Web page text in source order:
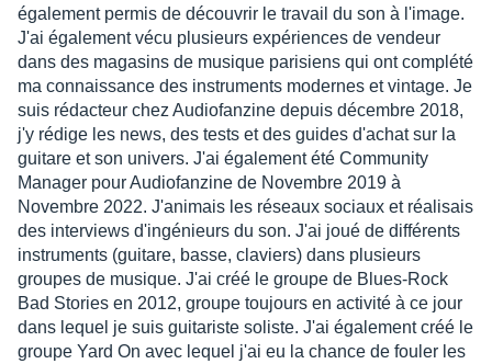
également permis de découvrir le travail du son à l'image.
J'ai également vécu plusieurs expériences de vendeur
dans des magasins de musique parisiens qui ont complété
ma connaissance des instruments modernes et vintage. Je
suis rédacteur chez Audiofanzine depuis décembre 2018,
j'y rédige les news, des tests et des guides d'achat sur la
guitare et son univers. J'ai également été Community
Manager pour Audiofanzine de Novembre 2019 à
Novembre 2022. J'animais les réseaux sociaux et réalisais
des interviews d'ingénieurs du son. J'ai joué de différents
instruments (guitare, basse, claviers) dans plusieurs
groupes de musique. J'ai créé le groupe de Blues-Rock
Bad Stories en 2012, groupe toujours en activité à ce jour
dans lequel je suis guitariste soliste. J'ai également créé le
groupe Yard On avec lequel j'ai eu la chance de fouler les